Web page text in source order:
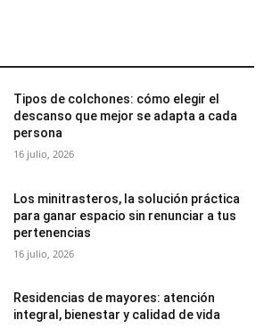
Tipos de colchones: cómo elegir el
descanso que mejor se adapta a cada
persona
16 julio, 2026
Los minitrasteros, la solución práctica
para ganar espacio sin renunciar a tus
pertenencias
16 julio, 2026
Residencias de mayores: atención
integral, bienestar y calidad de vida